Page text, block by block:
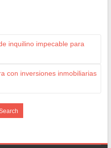
inquilino impecable para
con inversiones inmobiliarias